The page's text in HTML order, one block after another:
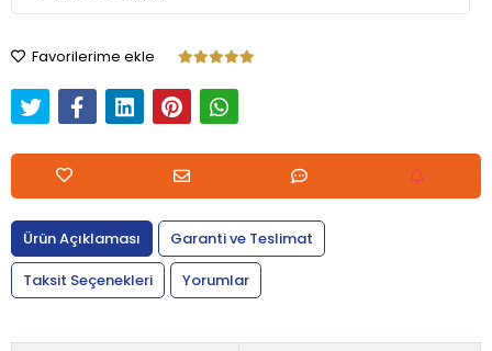
Favorilerime ekle
Ürün Açıklaması
Garanti ve Teslimat
Taksit Seçenekleri
Yorumlar